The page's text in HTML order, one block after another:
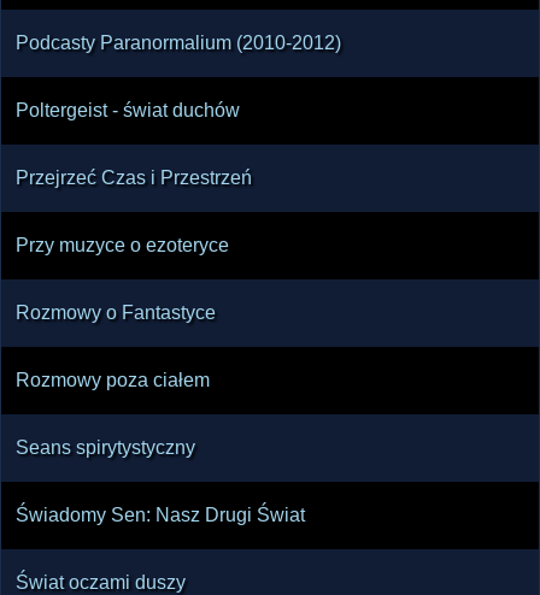
Podcasty Paranormalium (2010-2012)
Poltergeist - świat duchów
Przejrzeć Czas i Przestrzeń
Przy muzyce o ezoteryce
Rozmowy o Fantastyce
Rozmowy poza ciałem
Seans spirytystyczny
Świadomy Sen: Nasz Drugi Świat
Świat oczami duszy